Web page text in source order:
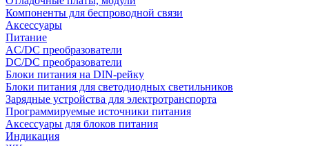
Компоненты для беспроводной связи
Аксессуары
Питание
AC/DC преобразователи
DC/DC преобразователи
Блоки питания на DIN-рейку
Блоки питания для светодиодных светильников
Зарядные устройства для электротранспорта
Программируемые источники питания
Аксессуары для блоков питания
Индикация